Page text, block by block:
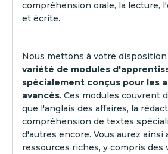
compréhension orale, la lecture,
et écrite.
Nous mettons à votre
variété de modules
spécialement conçus pour les
avancés. Ces modules couvrent
que l'anglais des affaires, la
compréhension de textes
d'autres encore. Vous aurez ainsi
ressources riches, y compris des